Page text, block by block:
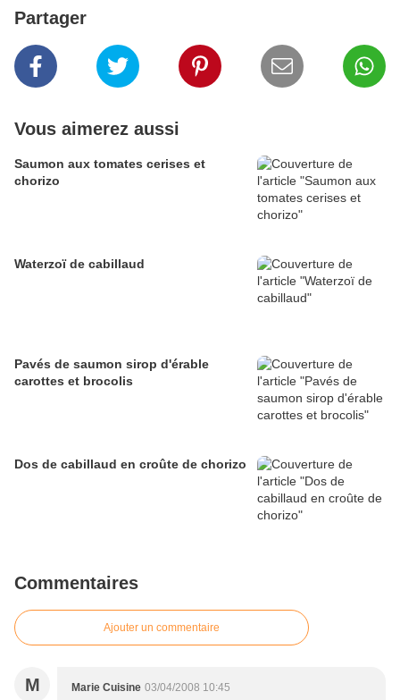
Partager
Vous aimerez aussi
Saumon aux tomates cerises et
chorizo
Waterzoï de cabillaud
Pavés de saumon sirop d'érable
carottes et brocolis
Dos de cabillaud en croûte de chorizo
Commentaires
Ajouter un commentaire
M Marie Cuisine 03/04/2008 10:45